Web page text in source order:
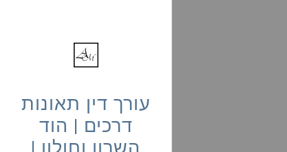
עורך דין תאונות
דרכים | הוד